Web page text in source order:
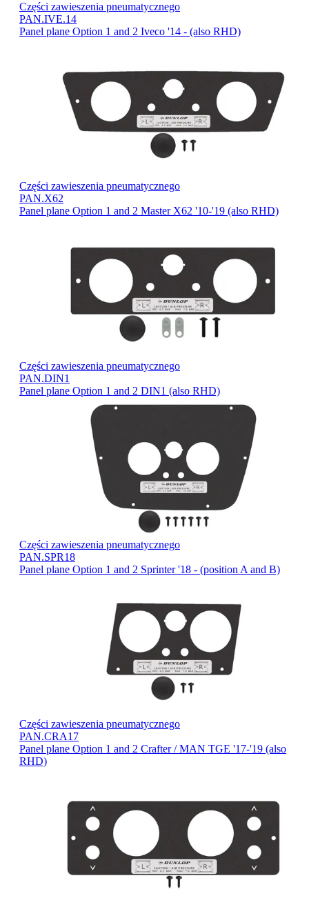
Części zawieszenia pneumatycznego
PAN.IVE.14
Panel plane Option 1 and 2 Iveco '14 - (also RHD)
Części zawieszenia pneumatycznego
PAN.X62
Panel plane Option 1 and 2 Master X62 '10-'19 (also RHD)
Części zawieszenia pneumatycznego
PAN.DIN1
Panel plane Option 1 and 2 DIN1 (also RHD)
Części zawieszenia pneumatycznego
PAN.SPR18
Panel plane Option 1 and 2 Sprinter '18 - (position A and B)
Części zawieszenia pneumatycznego
PAN.CRA17
Panel plane Option 1 and 2 Crafter / MAN TGE '17-'19 (also
RHD)